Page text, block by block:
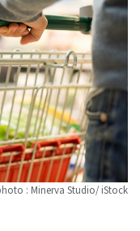
: Minerva Studio/ iStock